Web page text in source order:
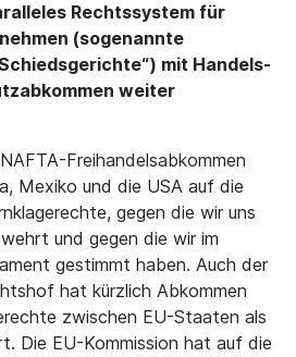
Rechtssystem für
(sogenannte
mit Handels-
weiter
Freihandelsabkommen
Mexiko und die USA auf die
gegen die wir uns
und gegen die wir im
gestimmt haben. Auch der
hat kürzlich Abkommen
zwischen EU-Staaten als
Die EU-Kommission hat auf die